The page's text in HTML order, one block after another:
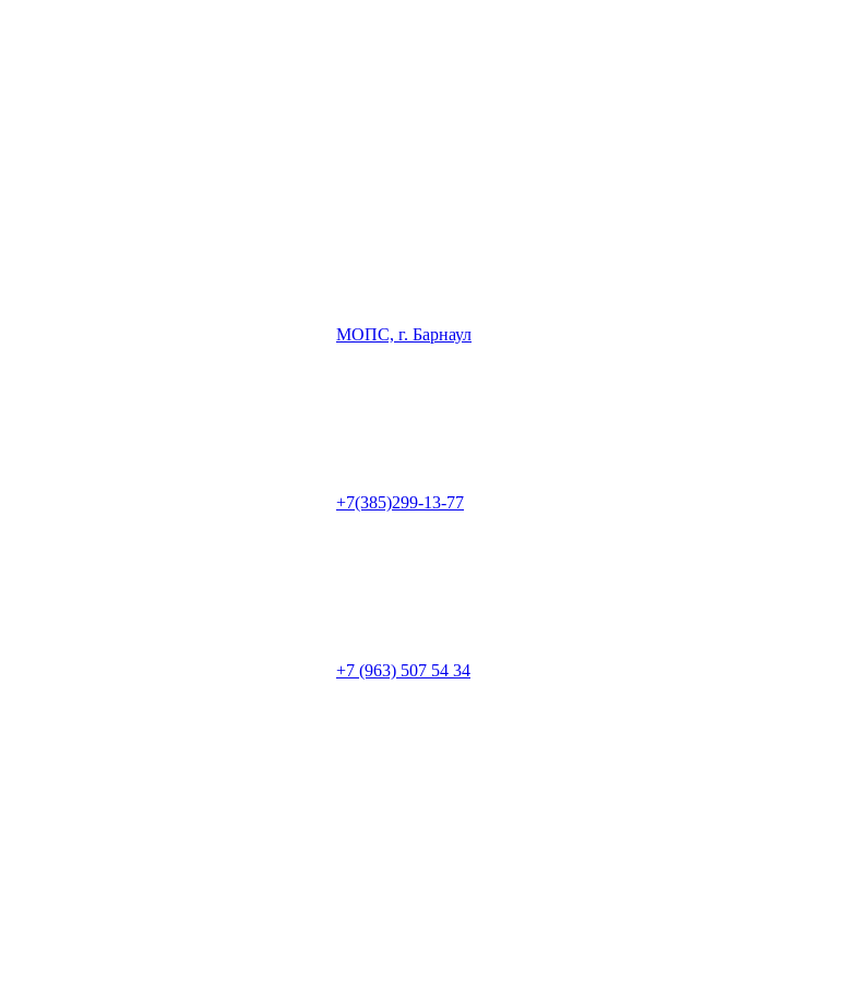
МОПС, г. Барнаул
+7(385)299-13-77
+7 (963) 507 54 34